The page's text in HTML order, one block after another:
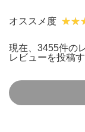
オススメ度
現在、3455件の
レビューを投稿